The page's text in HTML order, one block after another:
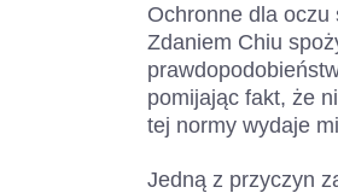
Ochronne dla oczu
Zdaniem Chiu
pomijając fakt, że
tej normy wydaje
Jedną z przyczyn